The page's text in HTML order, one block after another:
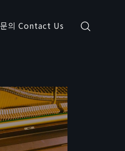
문의 Contact Us